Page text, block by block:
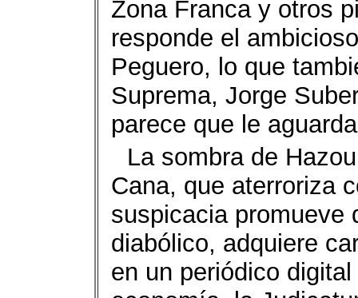
Zona Franca y otros
responde el
Peguero, lo que
Suprema, Jorge
parece que le
La sombra de
Cana, que aterroriza
suspicacia promueve
diabólico, adquiere
en un periódico